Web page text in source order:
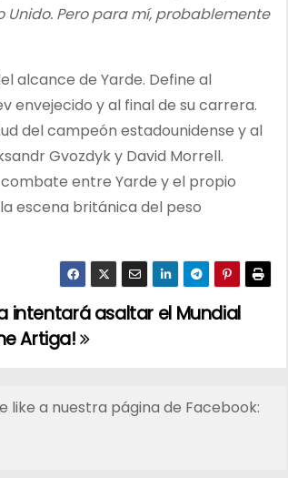
Pero para mí, probablemente
alcance de Yarde. Define al
envejecido y al final de su carrera.
del campeón estadounidense y al
Gvozdyk y David Morrell.
entre Yarde y el propio
escena británica del peso
intentará asaltar el Mundial
Artiga!
like a nuestra página de Facebook: